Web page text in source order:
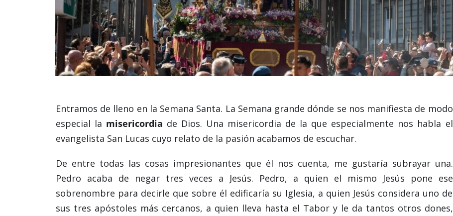
Entramos de lleno en la Semana Santa. La Semana grande dónde se nos manifiesta de modo
especial la misericordia de Dios. Una misericordia de la que especialmente nos habla el
evangelista San Lucas cuyo relato de la pasión acabamos de escuchar.
De entre todas las cosas impresionantes que él nos cuenta, me gustaría subrayar una.
Pedro acaba de negar tres veces a Jesús. Pedro, a quien el mismo Jesús pone ese
sobrenombre para decirle que sobre él edificaría su Iglesia, a quien Jesús considera uno de
sus tres apóstoles más cercanos, a quien lleva hasta el Tabor y le da tantos otros dones,